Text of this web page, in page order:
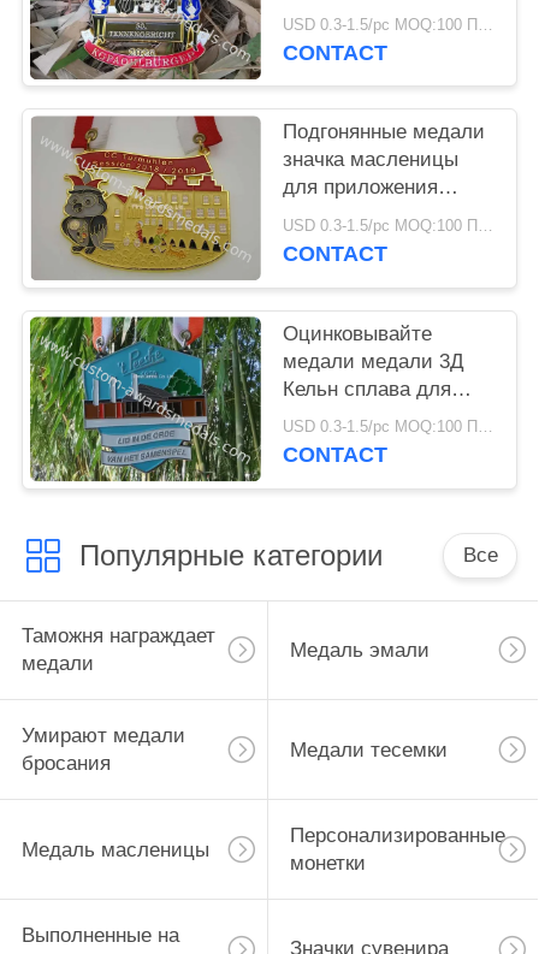
формы печатания
Силккрен
USD 0.3-1.5/pc MOQ:100 ПК в конструкцию
CONTACT
Подгонянные медали
значка масленицы
для приложения
ленты дизайна
фестиваля пива 2Д
USD 0.3-1.5/pc MOQ:100 ПК в конструкцию
CONTACT
Оцинковывайте
медали медали 3Д
Кельн сплава для
фестиваля Германии
Карневал сезонного
USD 0.3-1.5/pc MOQ:100 ПК в конструкцию
CONTACT
Популярные категории Все
Таможня награждает
медали
Медаль эмали
Умирают медали
бросания
Медали тесемки
Медаль масленицы
Персонализированные
монетки
Выполненные на
Значки сувенира